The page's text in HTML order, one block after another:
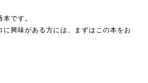
です。
に興味がある方には、まずはこの本をお